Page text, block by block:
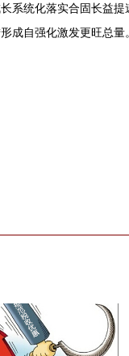
系统化落实合固长益
成自强化激发更旺总量。